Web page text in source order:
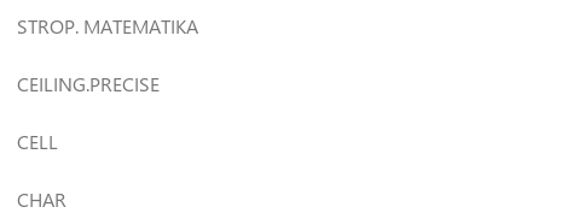
STROP. MATEMATIKA
CEILING.PRECISE
CELL
CHAR